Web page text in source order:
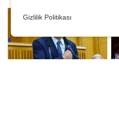
Gizlilik Politikası